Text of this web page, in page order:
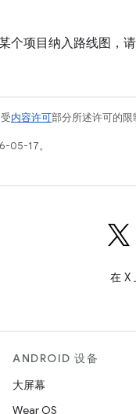
个项目纳入路线图，
内容许可部分所述许可的限
05-17。
在 X
ANDROID 设备
大屏幕
Wear OS